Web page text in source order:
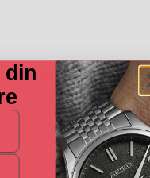
København K.
din